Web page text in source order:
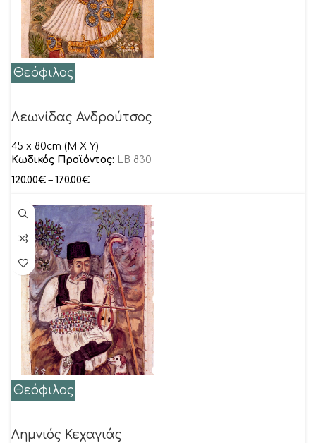
Θεόφιλος
Λεωνίδας Ανδρούτσος
45 x 80cm (M X Y)
Κωδικός Προϊόντος: LB 830
120.00€ – 170.00€
Θεόφιλος
Λημνιός Κεχαγιάς